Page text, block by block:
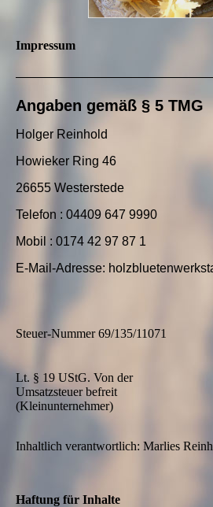
Impressum
Angaben gemäß § 5 TMG
Holger Reinhold
Howieker Ring 46
26655 Westerstede
Telefon : 04409 647 9990
Mobil : 0174 42 97 87 1
E-Mail-Adresse:
Steuer-Nummer 69/135/11071
Lt. § 19 UStG. Von der
Umsatzsteuer befreit
(Kleinunternehmer)
Inhaltlich verantwortlich: Marlies
Haftung für Inhalte